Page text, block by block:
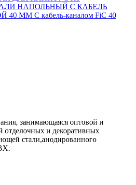
НАПОЛЬНЫЙ С КАБЕЛЬ
ММ С кабель-каналом FiC 40
занимающаяся оптовой и
отделочных и декоративных
стали,анодированного